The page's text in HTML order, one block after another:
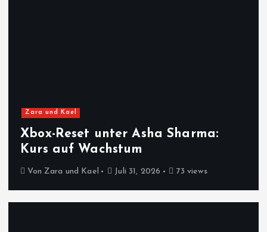
Zara und Kael
Xbox-Reset unter Asha Sharma:
Kurs auf Wachstum
Von Zara und Kael Juli 31, 2026 73 views